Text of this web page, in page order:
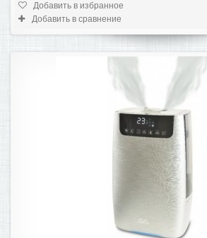
Добавить в избранное
Добавить в сравнение